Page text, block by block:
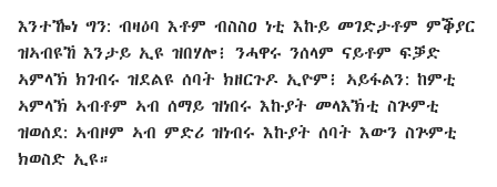
እንተ​ዀነ ግን: ብዛዕባ እቶም ብስስዐ ነቲ እኩይ መገድታቶም ምቕያር
ዝኣብዩኸ እንታይ ኢዩ ዝበሃሎ፧ ንሓዋሩ ንሰላም ናይቶም ፍቓድ
ኣምላኽ ክገብሩ ዝደልዩ ሰባት ክዘርጉዶ ኢዮም፧ ኣይፋልን: ከምቲ
ኣምላኽ ኣብቶም ኣብ ሰማይ ዝነበሩ እኩያት መላእኽቲ ስጕምቲ
ዝወሰደ: ኣብዞም ኣብ ምድሪ ዝነብሩ እኩያት ሰባት እውን ስጕምቲ
ክወስድ ኢዩ።